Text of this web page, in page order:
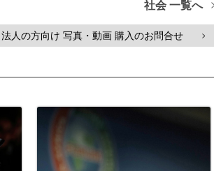
社会 一覧へ
人の方向け 写真・動画 購入のお問合せ >